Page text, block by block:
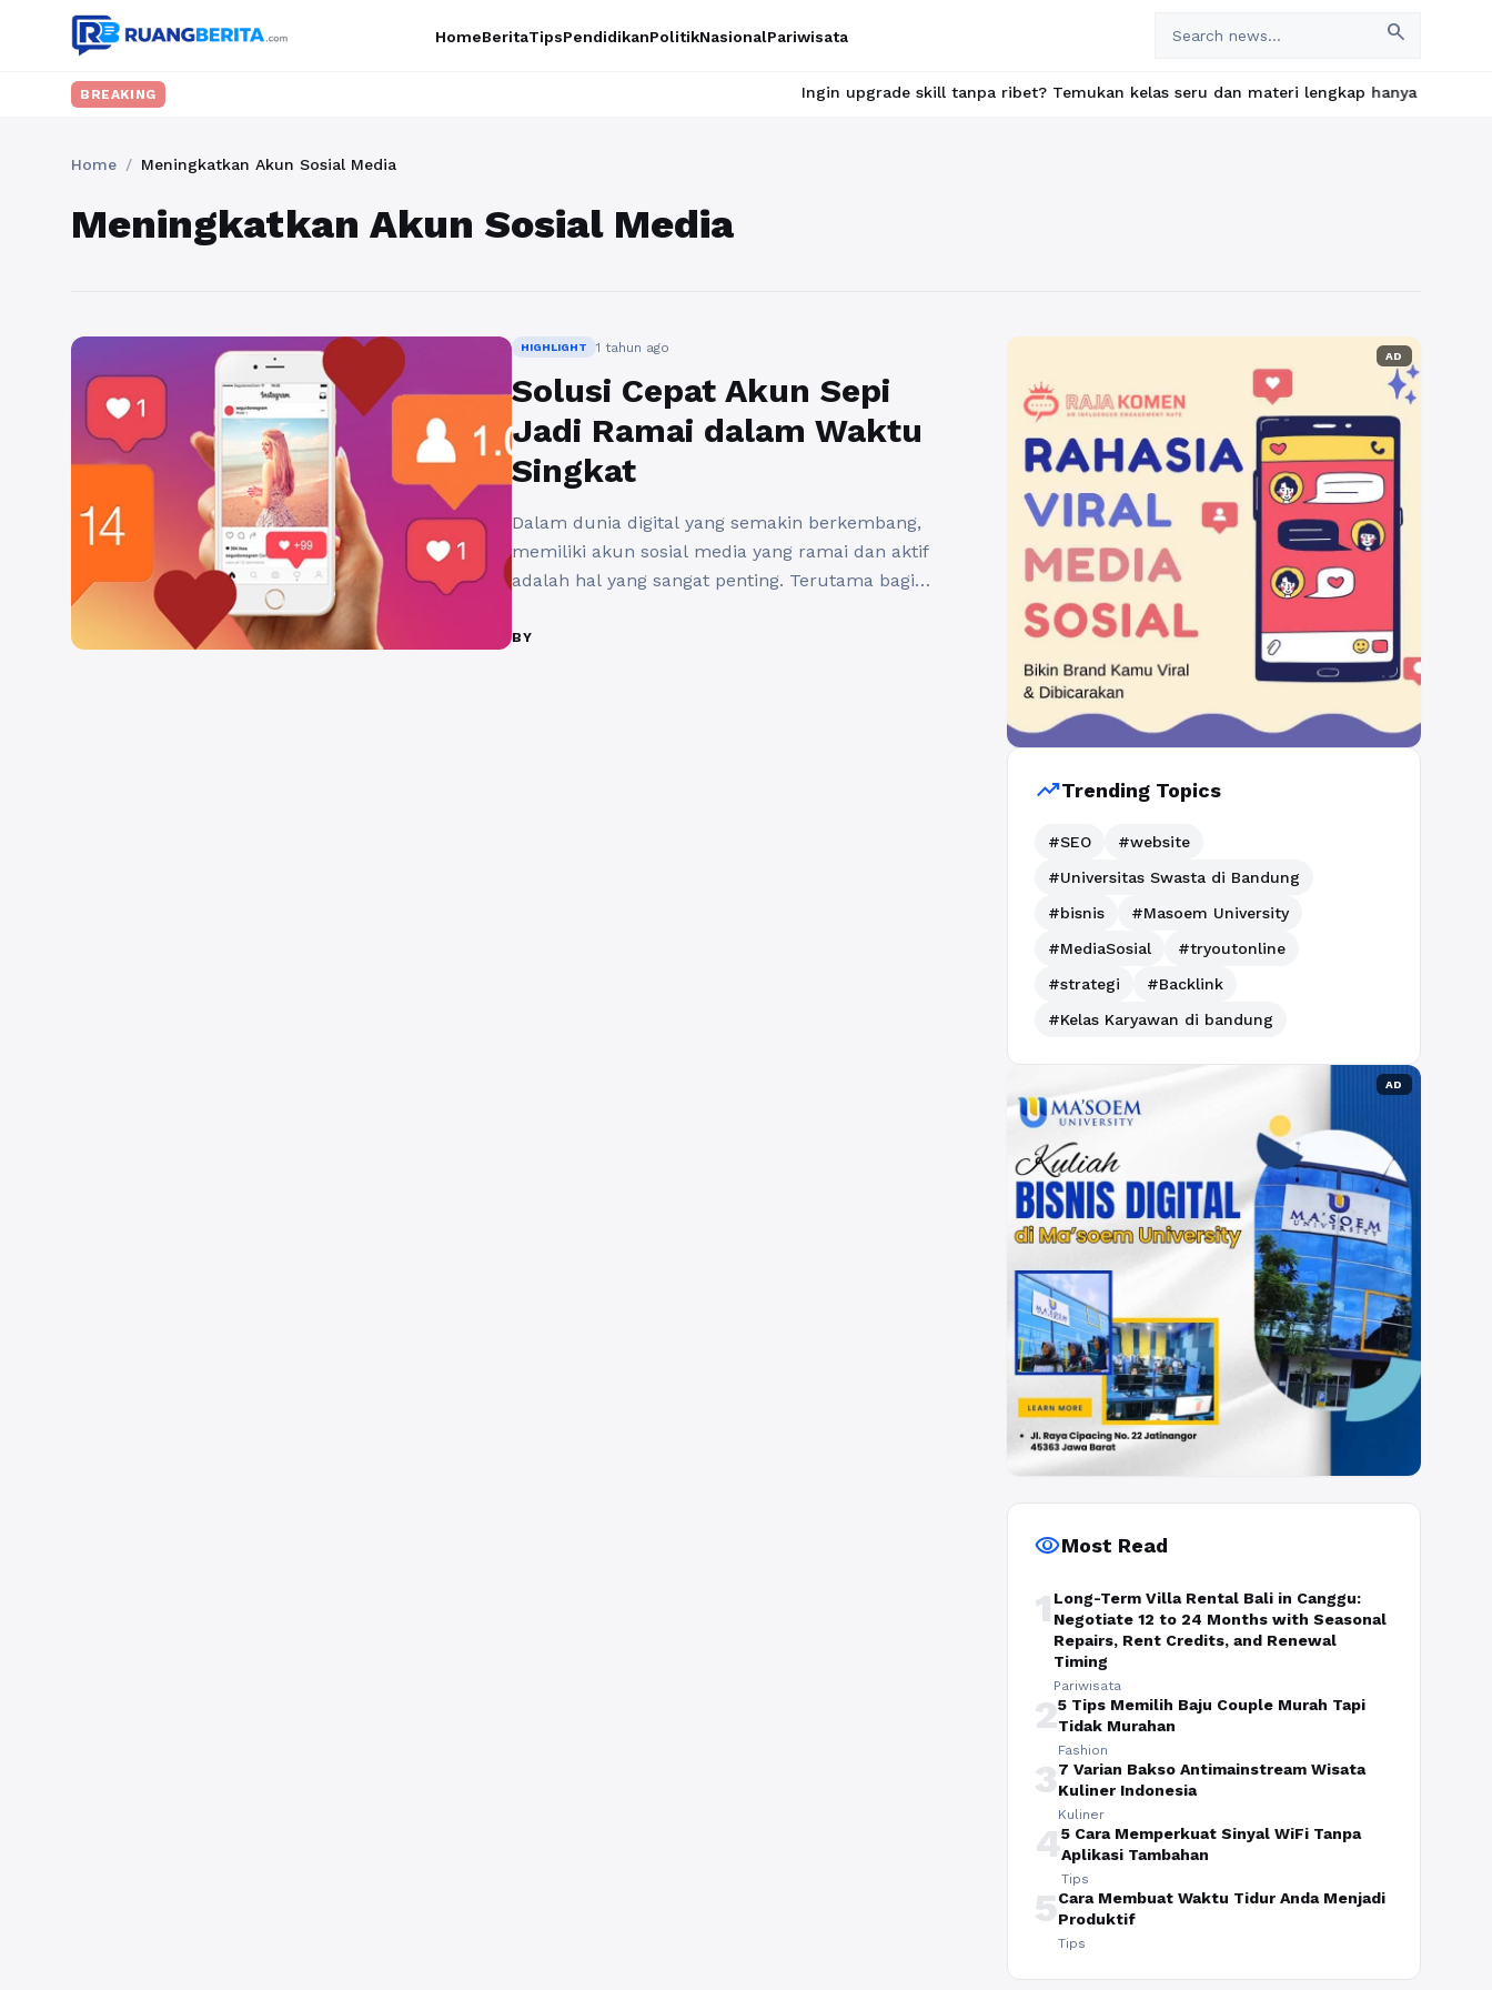
HomeBeritaTipsPendidikanPolitikNasionalPariwisata search
BREAKING Ingin upgrade skill tanpa ribet? Temukan kelas seru dan materi lengkap hanya di
Home / Meningkatkan Akun Sosial Media
Meningkatkan Akun Sosial Media
HIGHLIGHT 1 tahun ago
Solusi Cepat Akun Sepi
Jadi Ramai dalam Waktu
Singkat
Dalam dunia digital yang semakin berkembang,
memiliki akun sosial media yang ramai dan aktif
adalah hal yang sangat penting. Terutama bagi
jumlah pengikut atau followers sering kali menjadi
BY
AD
trending_upTrending Topics
#SEO
#website
#Universitas Swasta di Bandung
#bisnis
#Masoem University
#MediaSosial
#tryoutonline
#strategi
#Backlink
#Kelas Karyawan di bandung
AD
visibilityMost Read
1 Long-Term Villa Rental Bali in Canggu:
Negotiate 12 to 24 Months with Seasonal
Repairs, Rent Credits, and Renewal
Timing
Pariwisata
25 Tips Memilih Baju Couple Murah Tapi
Tidak Murahan
Fashion
37 Varian Bakso Antimainstream Wisata
Kuliner Indonesia
Kuliner
45 Cara Memperkuat Sinyal WiFi Tanpa
Aplikasi Tambahan
Tips
5Cara Membuat Waktu Tidur Anda Menjadi
Produktif
Tips